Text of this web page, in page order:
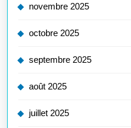
novembre 2025
octobre 2025
septembre 2025
août 2025
juillet 2025